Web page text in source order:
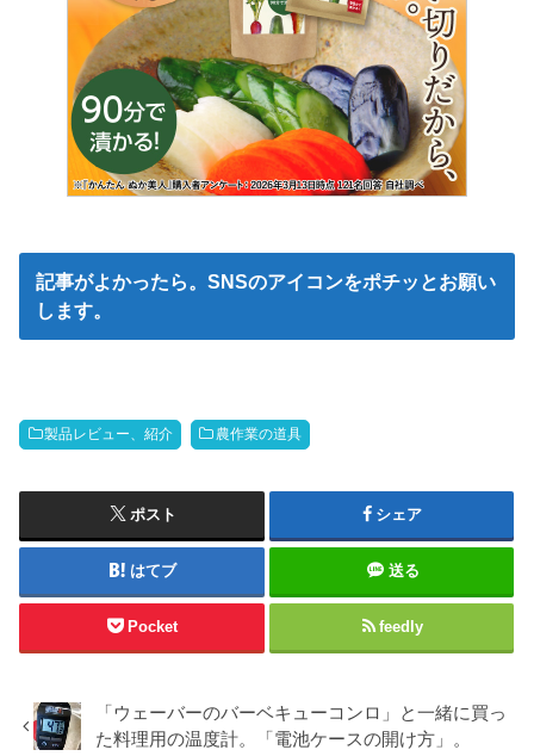
記事がよかったら。SNSのアイコンをポチッとお願い
します。
製品レビュー、紹介 農作業の道具
ポスト シェア
はてブ 送る
Pocket feedly
「ウェーバーのバーベキューコンロ」と一緒に買っ
た料理用の温度計。「電池ケースの開け方」。